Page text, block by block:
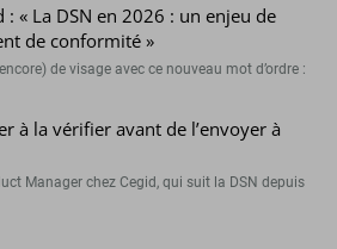
: « La DSN en 2026 : un enjeu de
de conformité »
de visage avec ce nouveau mot d’ordre :
à la vérifier avant de l’envoyer à
Manager chez Cegid, qui suit la DSN depuis